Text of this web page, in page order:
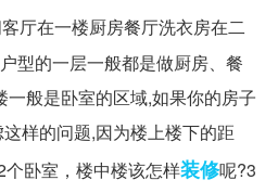
厅在一楼厨房餐厅洗衣房在二
型的一层一般都是做厨房、餐
一般是卧室的区域,如果你的房子
样的问题,因为楼上楼下的距
卧室，楼中楼该怎样装修呢?3